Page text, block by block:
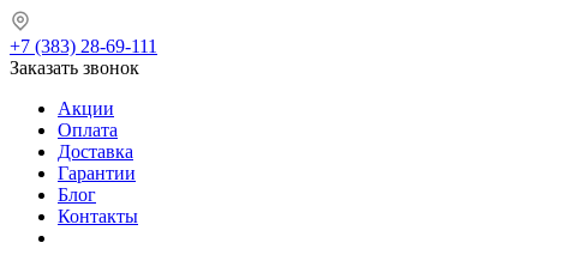
+7 (383) 28-69-111
Заказать звонок
Акции
Оплата
Доставка
Гарантии
Блог
Контакты